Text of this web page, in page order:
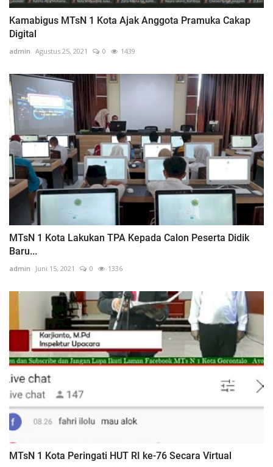
Kamabigus MTsN 1 Kota Ajak Anggota Pramuka Cakap
Digital
admin Agustus 25, 2021 0 1439
MTsN 1 Kota Lakukan TPA Kepada Calon Peserta Didik
Baru...
admin Juni 15, 2021 0 1336
MTsN 1 Kota Peringati HUT RI ke-76 Secara Virtual